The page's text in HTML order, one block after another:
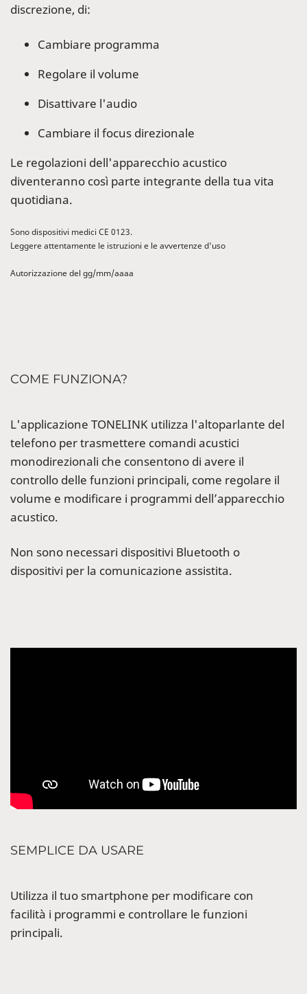
discrezione, di:
Cambiare programma
Regolare il volume
Disattivare l'audio
Cambiare il focus direzionale
Le regolazioni dell'apparecchio acustico
diventeranno così parte integrante della tua vita
quotidiana.
Sono dispositivi medici CE 0123.
Leggere attentamente le istruzioni e le avvertenze d'uso
Autorizzazione del gg/mm/aaaa
COME FUNZIONA?
L'applicazione TONELINK utilizza l'altoparlante del
telefono per trasmettere comandi acustici
monodirezionali che consentono di avere il
controllo delle funzioni principali, come regolare il
volume e modificare i programmi dell’apparecchio
acustico.
Non sono necessari dispositivi Bluetooth o
dispositivi per la comunicazione assistita.
SEMPLICE DA USARE
Utilizza il tuo smartphone per modificare con
facilità i programmi e controllare le funzioni
principali.